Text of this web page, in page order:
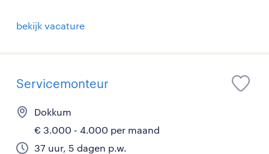
bekijk vacature
Servicemonteur
Dokkum
€ 3.000 - 4.000 per maand
37 uur, 5 dagen p.w.